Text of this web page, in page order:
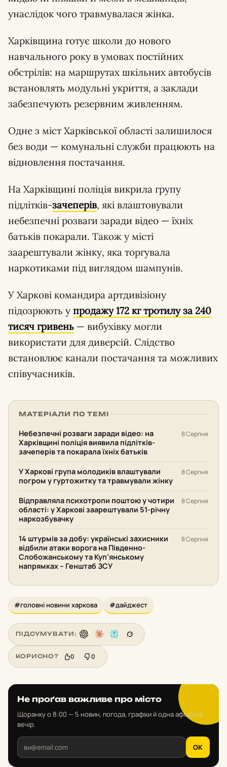
унаслідок чого травмувалася жінка.
Харківщина готує школи до нового
навчального року в умовах постійних
обстрілів: на маршрутах шкільних автобусів
встановлять модульні укриття, а заклади
забезпечують резервним живленням.
Одне з міст Харківської області залишилося
без води — комунальні служби працюють на
відновлення постачання.
На Харківщині поліція викрила групу
підлітків-зачеперів, які влаштовували
небезпечні розваги заради відео — їхніх
батьків покарали. Також у місті
заарештували жінку, яка торгувала
наркотиками під виглядом шампунів.
У Харкові командира артдивізіону
підозрюють у продажу 172 кг тротилу за 240
тисяч гривень — вибухівку могли
використати для диверсій. Слідство
встановлює канали постачання та можливих
співучасників.
МАТЕРІАЛИ ПО ТЕМІ
Небезпечні розваги заради відео: на
Харківщині поліція виявила підлітків-
зачеперів та покарала їхніх батьків
8 Серпня
У Харкові група молодиків влаштували
погром у гуртожитку та травмували жінку
8 Серпня
Відправляла психотропи поштою у чотири
області: у Харкові заарештували 51-річну
наркозбувачку
8 Серпня
14 штурмів за добу: українські захисники
відбили атаки ворога на Південно-
Слобожанському та Куп’янському
напрямках – Генштаб ЗСУ
8 Серпня
#головні новини харкова #дайджест
ПІДСУМУВАТИ:
КОРИСНО? 0 0
Не проґав важливе про місто
Щоранку о 8:00 — 5 новин, погода, графіки й одна афіша на
вечір.
OK